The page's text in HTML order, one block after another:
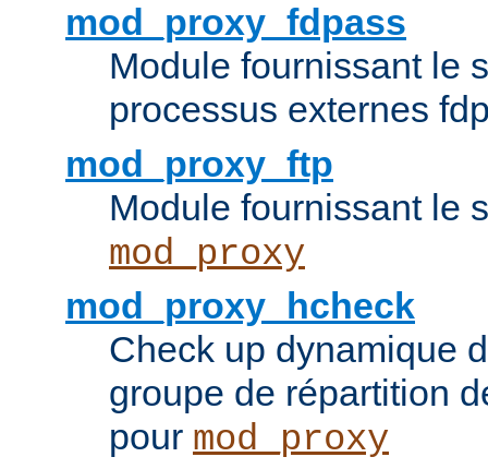
mod_proxy_fdpass
Module fournissant le
processus externes
mod_proxy_ftp
Module fournissant le
mod_proxy
mod_proxy_hcheck
Check up dynamique
groupe de répartition
pour mod_proxy